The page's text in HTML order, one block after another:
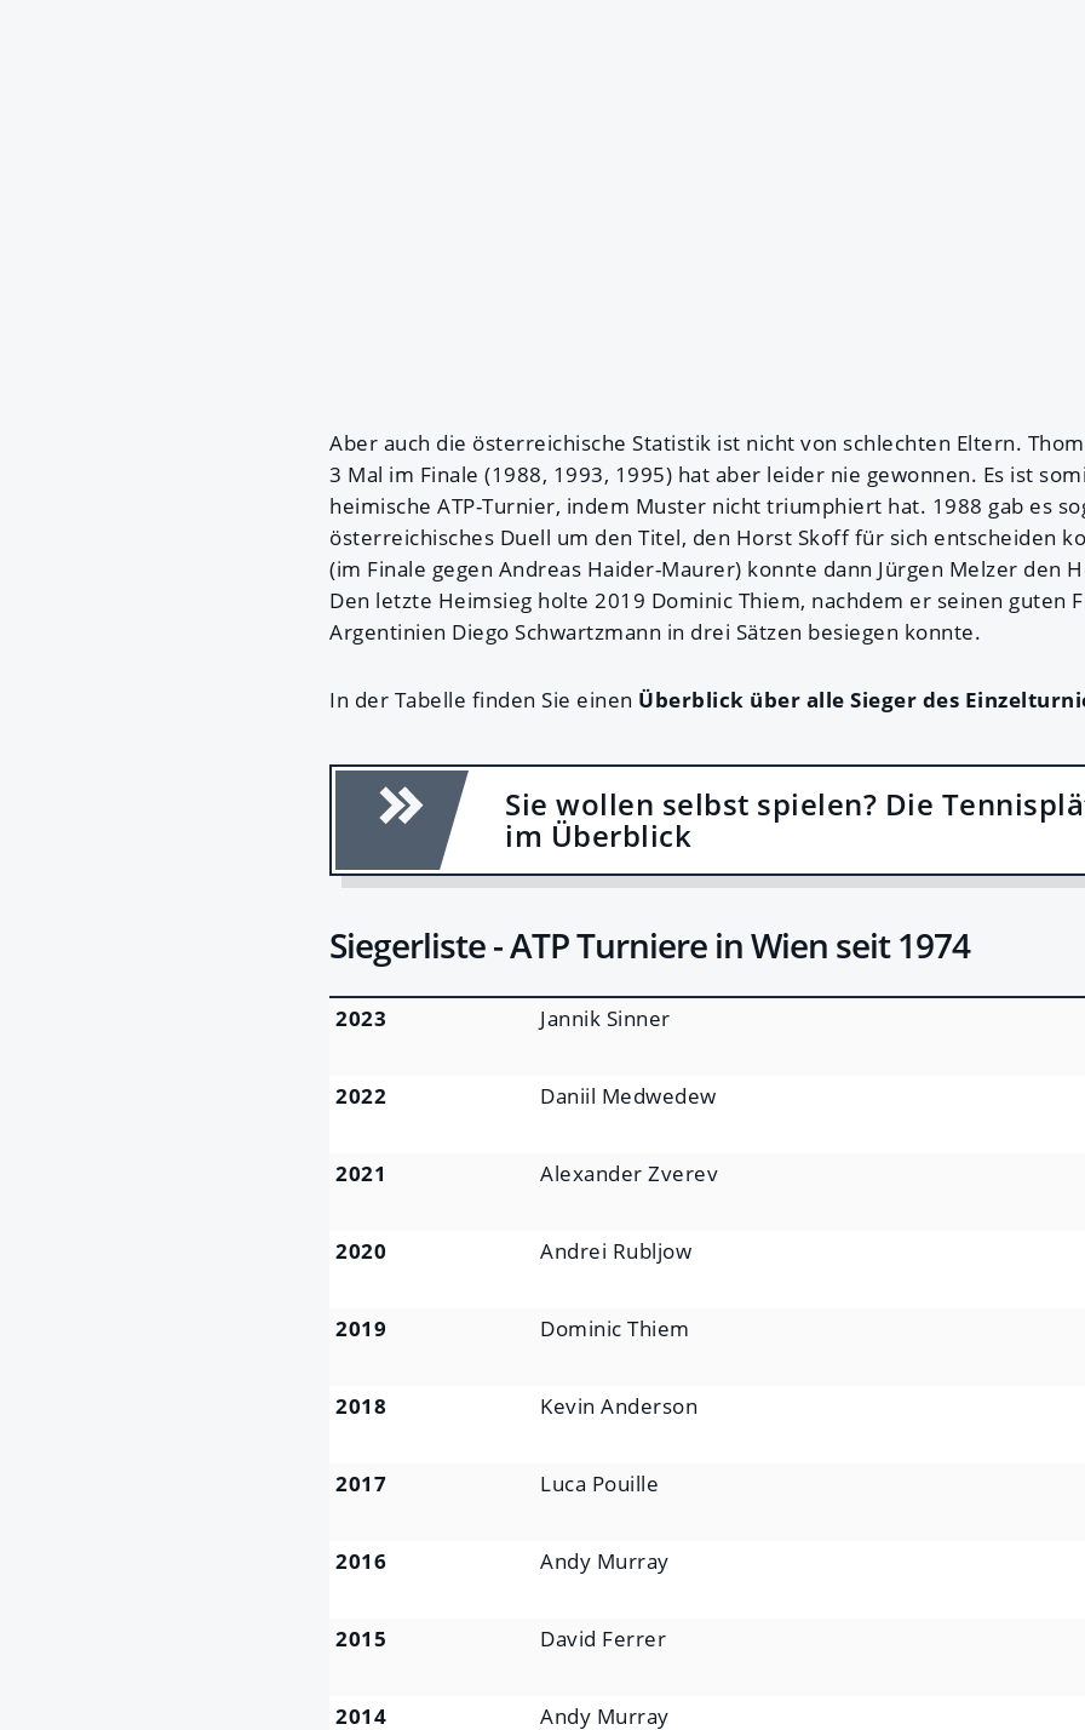
Aber auch die österreichische Statistik ist nicht von schlechten Eltern.
3 Mal im Finale (1988, 1993, 1995) hat aber leider nie gewonnen. Es ist
heimische ATP-Turnier, indem Muster nicht triumphiert hat. 1988 gab es
österreichisches Duell um den Titel, den Horst Skoff für sich entscheiden
(im Finale gegen Andreas Haider-Maurer) konnte dann Jürgen Melzer den
Den letzte Heimsieg holte 2019 Dominic Thiem, nachdem er seinen guten
Argentinien Diego Schwartzmann in drei Sätzen besiegen konnte.
In der Tabelle finden Sie einen Überblick über alle Sieger des
Sie wollen selbst spielen? Die
im Überblick
Siegerliste - ATP Turniere in Wien seit 1974
2023 Jannik Sinner
2022 Daniil Medwedew
2021 Alexander Zverev
2020 Andrei Rubljow
2019 Dominic Thiem
2018 Kevin Anderson
2017 Luca Pouille
2016 Andy Murray
2015 David Ferrer
2014 Andy Murray